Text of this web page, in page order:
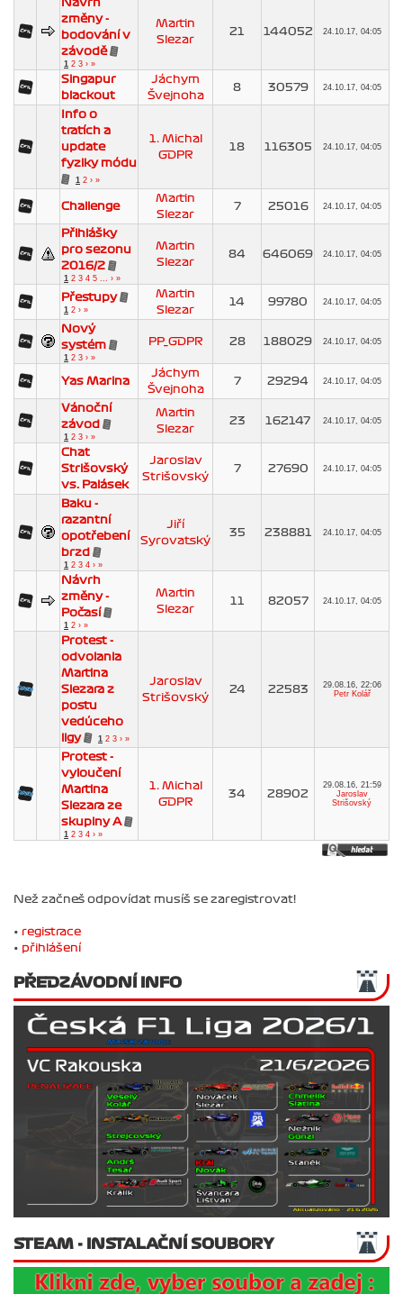
Návrh
změny -
bodování v
závodě
1 2 3 › »
Martin
Slezar
21 144052 24.10.17, 04:05
Singapur
blackout
Jáchym
Švejnoha
8 30579 24.10.17, 04:05
Info o
tratích a
update
fyziky módu
1 2 › »
1. Michal
GDPR
18 116305 24.10.17, 04:05
Challenge
Martin
Slezar
7 25016 24.10.17, 04:05
Přihlášky
pro sezonu
2016/2
1 2 3 4 5 › »
Martin
Slezar
84 646069 24.10.17, 04:05
Přestupy
1 2 › »
Martin
Slezar
14 99780 24.10.17, 04:05
Nový
systém
1 2 3 › »
PP_GDPR 28 188029 24.10.17, 04:05
Yas Marina
Jáchym
Švejnoha
7 29294 24.10.17, 04:05
Vánoční
závod
1 2 3 › »
Martin
Slezar
23 162147 24.10.17, 04:05
Chat
Strišovský
vs. Palásek
Jaroslav
Strišovský
7 27690 24.10.17, 04:05
Baku -
razantní
opotřebení
brzd
1 2 3 4 › »
Jiří
Syrovatský
35 238881 24.10.17, 04:05
Návrh
změny -
Počasí
1 2 › »
Martin
Slezar
11 82057 24.10.17, 04:05
Protest -
odvolania
Martina
Slezara z
postu
vedúceho
ligy
1 2 3 › »
Jaroslav
Strišovský
24 22583
29.08.16, 22:06
Petr Kolář
Protest -
vyloučení
Martina
Slezara ze
skupiny A
1 2 3 4 › »
1. Michal
GDPR
34 28902
29.08.16, 21:59
Jaroslav
Strišovský
Než začneš odpovídat musíš se zaregistrovat!
• registrace
• přihlášení
PŘEDZÁVODNÍ INFO
STEAM - INSTALAČNÍ SOUBORY